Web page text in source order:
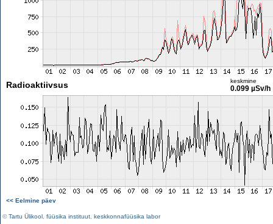
Radioaktiivsus keskmine
0.099 µSv/h
<< Eelmine päev
©Tartu Ülikool füüsika instituut keskkonnafüüsika labor